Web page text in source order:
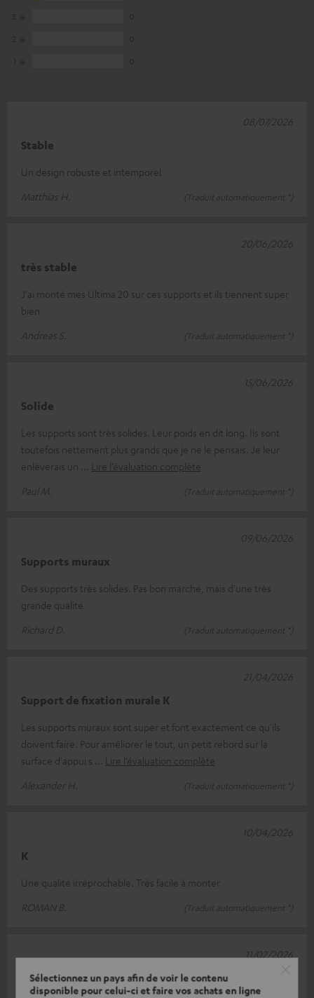
Sélectionnez un pays afin de voir le contenu
disponible pour celui-ci et faire vos achats en ligne
Stable
Un design robuste et intemporel
Matthias H.
(Traduit automatiquement *)
08/07/2026
très stable
J'ai monté mes Ultima 20 sur ces supports et ils tiennent super
bien
Andreas S.
(Traduit automatiquement *)
20/06/2026
Solide
Les supports sont très solides. Leur poids en dit long. Ils sont
toutefois nettement plus grands que je ne le pensais. Je leur
enlèverais un
Lire l’évaluation complète
Paul M.
(Traduit automatiquement *)
15/06/2026
Supports muraux
Des supports très solides. Pas bon marché, mais d'une très
grande qualité
Richard D.
(Traduit automatiquement *)
09/06/2026
Support de fixation murale K
Les supports muraux sont super et font exactement ce qu'ils
doivent faire. Pour améliorer le tout, un petit rebord sur la
surface d'appui s
Lire l’évaluation complète
Alexander H.
(Traduit automatiquement *)
21/04/2026
K
Une qualité irréprochable. Très facile à monter
ROMAN B.
(Traduit automatiquement *)
10/04/2026
Supports
11/02/2026